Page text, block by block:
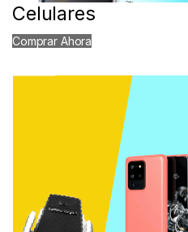
Celulares
Comprar Ahora